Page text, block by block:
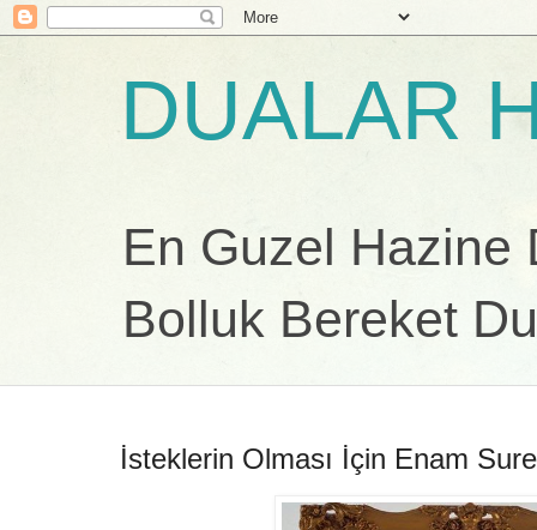
DUALAR
En Guzel Hazine
Bolluk Bereket
İsteklerin Olması İçin Enam